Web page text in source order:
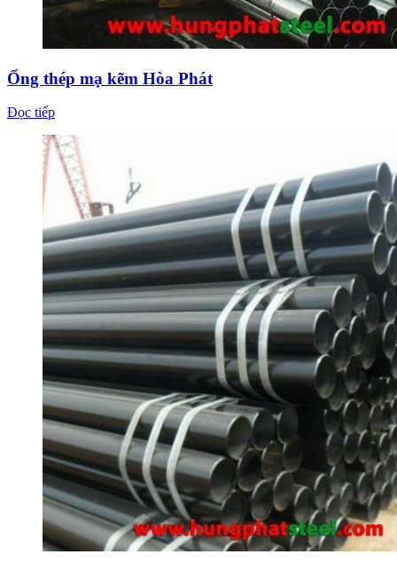
Ống thép mạ kẽm Hòa Phát
Đọc tiếp